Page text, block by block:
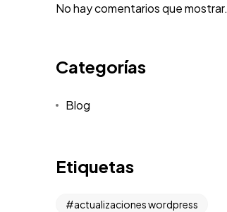
No hay comentarios que mostrar.
Categorías
Blog
Etiquetas
actualizaciones wordpress